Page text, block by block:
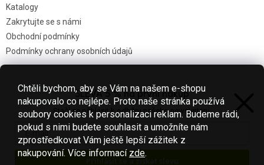
Chtěli bychom, aby se Vám na našem e-shopu
nakupovalo co nejlépe. Proto naše stránka používá
soubory cookies k personalizaci reklam. Budeme rádi,
pokud s nimi budete souhlasit a umožníte nám
zprostředkovat Vám ještě lepší zážitek z
nakupování. Více informací zde.
Katalogy
Zakrytujte se s námi
Obchodní podmínky
Podmínky ochrany osobních údajů
Nákupní košík
0KS /0 KČ
SLEVA 5 % na první nákup
Stačí se přihlásit k odběru našeho newsletteru.
Přihlásit se a získat slevu